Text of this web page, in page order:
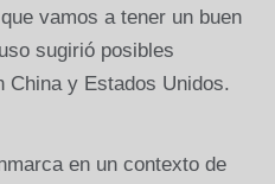
vamos a tener un buen
sugirió posibles
China y Estados Unidos.
en un contexto de